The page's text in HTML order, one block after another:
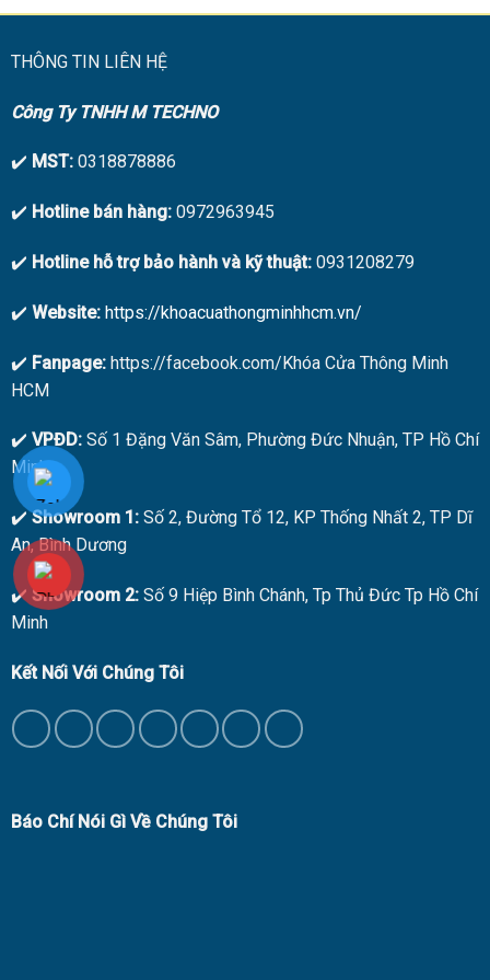
THÔNG TIN LIÊN HỆ
Công Ty TNHH M TECHNO
✔️ MST:0318878886
✔️ Hotline bán hàng:0972963945
✔️ Hotline hỗ trợ bảo hành và kỹ thuật:0931208279
✔️ Website: https://khoacuathongminhhcm.vn/
✔️ Fanpage:https://facebook.com/Khóa Cửa Thông Minh
HCM
✔️ VPĐD: Số 1 Đặng Văn Sâm, Phường Đức Nhuận, TP Hồ Chí
Minh
✔️Showroom 1:Số 2, Đường Tổ 12, KP Thống Nhất 2, TP Dĩ
An, Bình Dương
✔️ Showroom 2:Số 9 Hiệp Bình Chánh, Tp Thủ Đức Tp Hồ Chí
Minh
Kết Nối Với Chúng Tôi
Báo Chí Nói Gì Về Chúng Tôi